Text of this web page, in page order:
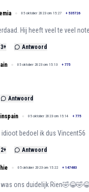
05 oktober 2023 om 15:27 + 535726
Hij heeft veel te veel
+ Antwoord
05 oktober 2023 om 15:13 + 775
Antwoord
05 oktober 2023 om 15:14 + 775
idioot bedoel ik dus Vincent56
+ Antwoord
05 oktober 2023 om 15:22 + 147483
was ons duidelijk